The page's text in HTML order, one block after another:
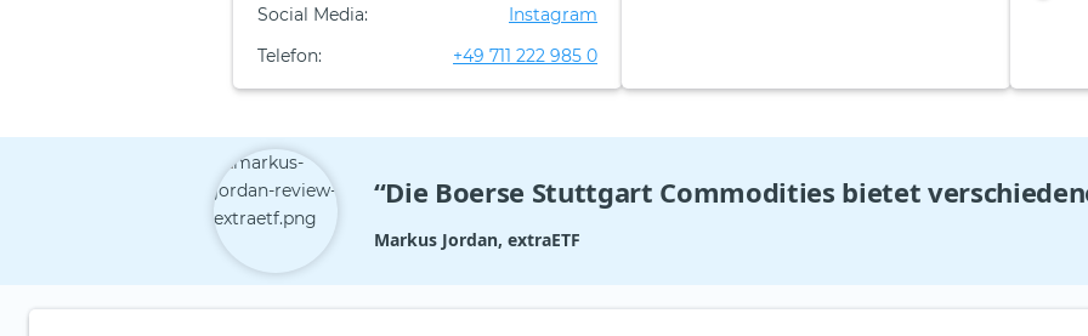
Social Media:
Instagram
Telefon:
+49 711 222 985 0
“Die Boerse Stuttgart Commodities bietet
Markus Jordan, extraETF